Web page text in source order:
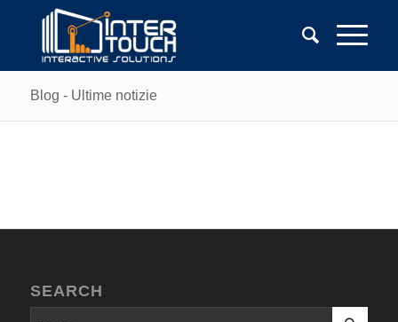
Blog - Ultime notizie
SEARCH